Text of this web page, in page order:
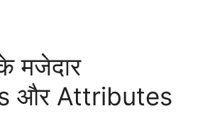
मजेदार
और Attributes